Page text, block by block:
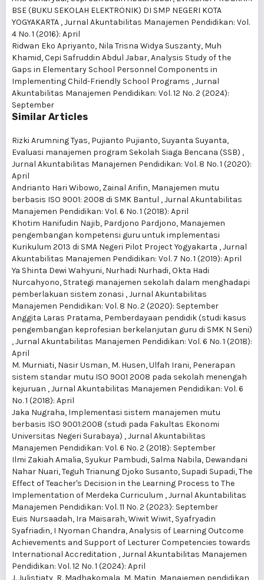
BSE (BUKU SEKOLAH ELEKTRONIK) DI SMP NEGERI KOTA
YOGYAKARTA ,Jurnal Akuntabilitas Manajemen Pendidikan: Vol.
4 No. 1 (2016): April
Ridwan Eko Apriyanto, Nila Trisna Widya Suszanty, Muh
Khamid, Cepi Safruddin Abdul Jabar,Analysis Study of the
Gaps in Elementary School Personnel Components in
Implementing Child-Friendly School Programs ,Jurnal
Akuntabilitas Manajemen Pendidikan: Vol. 12 No. 2 (2024):
September
Similar Articles
Rizki Arumning Tyas, Pujianto Pujianto, Suyanta Suyanta,
Evaluasi manajemen program Sekolah Siaga Bencana (SSB) ,
Jurnal Akuntabilitas Manajemen Pendidikan: Vol. 8 No. 1 (2020):
April
Andrianto Hari Wibowo, Zainal Arifin, Manajemen mutu
berbasis ISO 9001: 2008 di SMK Bantul ,Jurnal Akuntabilitas
Manajemen Pendidikan: Vol. 6 No. 1 (2018): April
Khotim Hanifudin Najib, Pardjono Pardjono, Manajemen
pengembangan kompetensi guru untuk implementasi
Kurikulum 2013 di SMA Negeri Pilot Project Yogyakarta ,Jurnal
Akuntabilitas Manajemen Pendidikan: Vol. 7 No. 1 (2019): April
Ya Shinta Dewi Wahyuni, Nurhadi Nurhadi, Okta Hadi
Nurcahyono, Strategi manajemen sekolah dalam menghadapi
pemberlakuan sistem zonasi ,Jurnal Akuntabilitas
Manajemen Pendidikan: Vol. 8 No. 2 (2020): September
Anggita Laras Pratama, Pemberdayaan pendidik (studi kasus
pengembangan keprofesian berkelanjutan guru di SMK N Seni)
,Jurnal Akuntabilitas Manajemen Pendidikan: Vol. 6 No. 1 (2018):
April
M. Murniati, Nasir Usman, M. Husen, Ulfah Irani, Penerapan
sistem standar mutu ISO 9001 2008 pada sekolah menengah
kejuruan ,Jurnal Akuntabilitas Manajemen Pendidikan: Vol. 6
No. 1 (2018): April
Jaka Nugraha, Implementasi sistem manajemen mutu
berbasis ISO 9001:2008 (studi pada Fakultas Ekonomi
Universitas Negeri Surabaya) ,Jurnal Akuntabilitas
Manajemen Pendidikan: Vol. 6 No. 2 (2018): September
Ilmi Zakiah Amalia, Syukur Pambudi, Salma Nabila, Dewandani
Nahar Nuari, Teguh Trianung Djoko Susanto, Supadi Supadi,The
Effect of Teacher's Decision in the Learning Process to The
Implementation of Merdeka Curriculum ,Jurnal Akuntabilitas
Manajemen Pendidikan: Vol. 11 No. 2 (2023): September
Euis Nursaadah, Ira Maisarah, Wiwit Wiwit, Syafryadin
Syafriadin, I Nyoman Chandra,Analysis of Learning Outcome
Achievements and Support of Lecturer Competencies towards
International Accreditation ,Jurnal Akuntabilitas Manajemen
Pendidikan: Vol. 12 No. 1 (2024): April